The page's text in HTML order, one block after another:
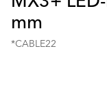
mm
*CABLE22